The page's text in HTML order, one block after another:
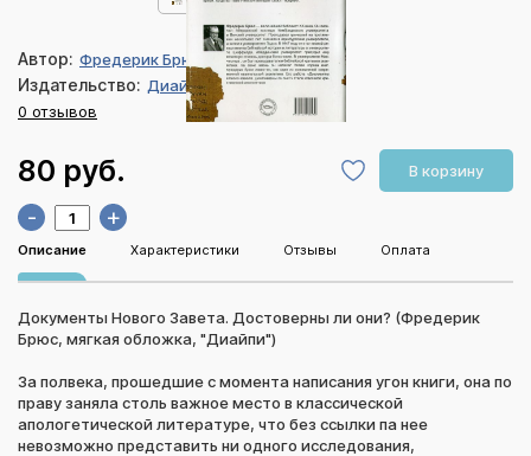
Автор: Фредерик Брюс
Издательство: Диайпи
0 отзывов
80 руб. В корзину
- +
Описание Характеристики Отзывы Оплата
Документы Нового Завета. Достоверны ли они? (Фредерик
Брюс, мягкая обложка, "Диайпи")
За полвека, прошедшие с момента написания угон книги, она по
праву заняла столь важное место в классической
апологетической литературе, что без ссылки па нее
невозможно представить ни одного исследования,